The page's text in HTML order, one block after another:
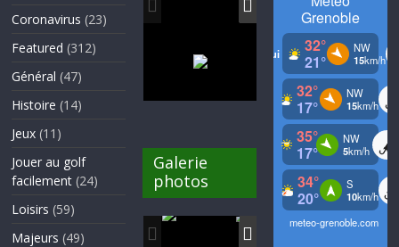
Coronavirus (23)
Featured (312)
Général (47)
Histoire (14)
Jeux (11)
Jouer au golf
facilement (24)
Loisirs (59)
Majeurs (49)
Galerie
photos